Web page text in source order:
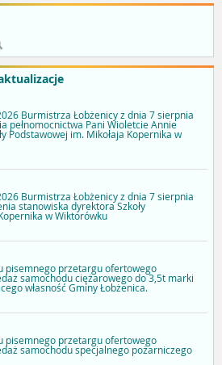
Burmistrza Łobżenicy z dnia 7 sierpnia
pełnomocnictwa Pani Wioletcie Annie
Podstawowej im. Mikołaja Kopernika w
Burmistrza Łobżenicy z dnia 7 sierpnia
stanowiska dyrektora Szkoły
w Wiktorówku
pisemnego przetargu ofertowego
samochodu ciężarowego do 3,5t marki
własność Gminy Łobżenica.
pisemnego przetargu ofertowego
samochodu specjalnego pożarniczego